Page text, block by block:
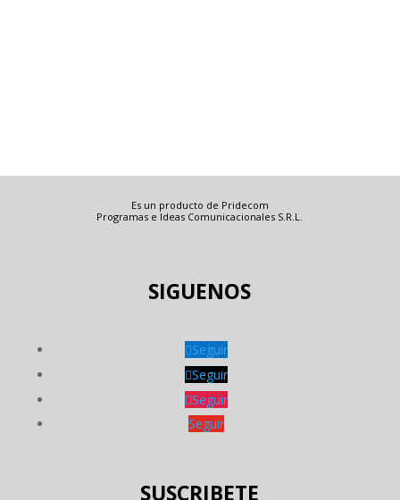
Es un producto de Pridecom
Programas e Ideas Comunicacionales S.R.L.
SIGUENOS
Seguir
Seguir
Seguir
Seguir
SUSCRIBETE